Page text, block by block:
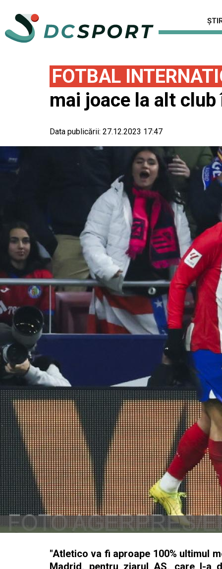
FOTBAL
mai joace la alt
Data publicării: 27.12.2023 17:47
"Atletico va fi aproape 100% ultimul
Madrid, pentru ziarul AS, care l-a